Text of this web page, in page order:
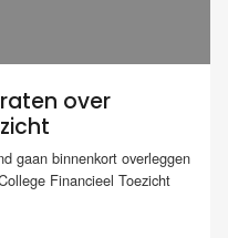
over
gaan binnenkort overleggen
Financieel Toezicht